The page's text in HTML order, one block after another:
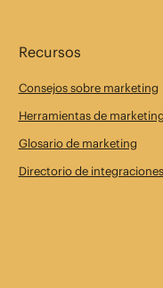
Recursos
Consejos sobre marketing
Herramientas de
Glosario de marketing
Directorio de integraciones